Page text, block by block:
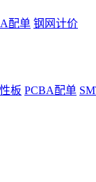
配单 钢网计价
板 PCBA配单